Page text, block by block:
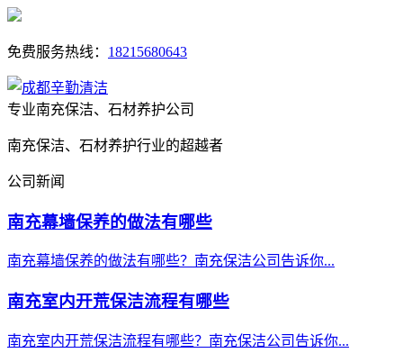
免费服务热线： 18215680643
专业南充保洁、石材养护公司
南充保洁、石材养护行业的超越者
公司新闻
南充幕墙保养的做法有哪些
南充幕墙保养的做法有哪些？南充保洁公司告诉你...
南充室内开荒保洁流程有哪些
南充室内开荒保洁流程有哪些？南充保洁公司告诉你...